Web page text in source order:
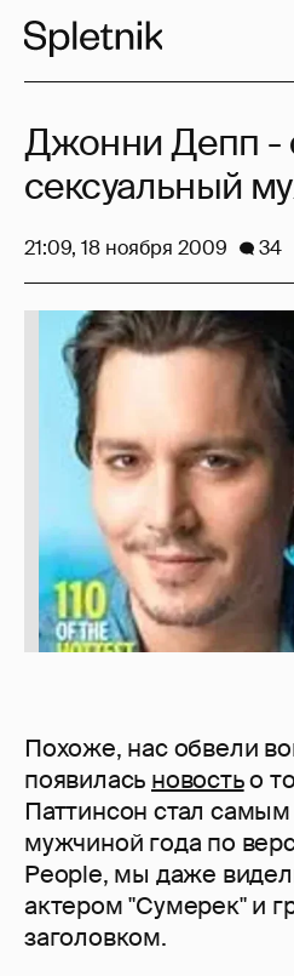
Похоже, нас обвели
появилась новостьо
Паттинсон стал
мужчиной года по
People, мы даже
актером "Сумерек" и
заголовком.
Джонни Депп -
сексуальный
21:09, 18 ноября 2009 34